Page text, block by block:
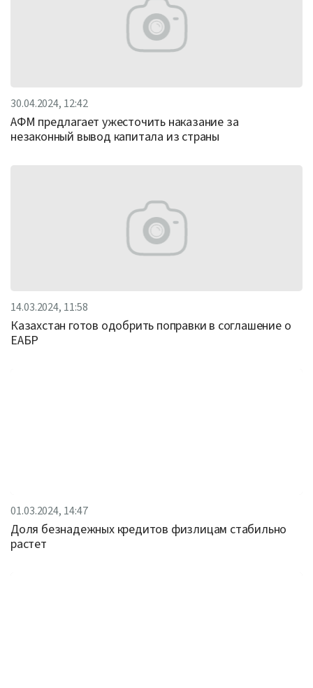
30.04.2024, 12:42
АФМ предлагает ужесточить наказание за
незаконный вывод капитала из страны
14.03.2024, 11:58
Казахстан готов одобрить поправки в соглашение о
ЕАБР
01.03.2024, 14:47
Доля безнадежных кредитов физлицам стабильно
растет